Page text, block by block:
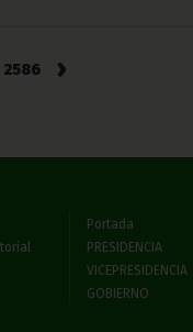
2586 ›
Portada
PRESIDENCIA
VICEPRESIDENCIA
GOBIERNO